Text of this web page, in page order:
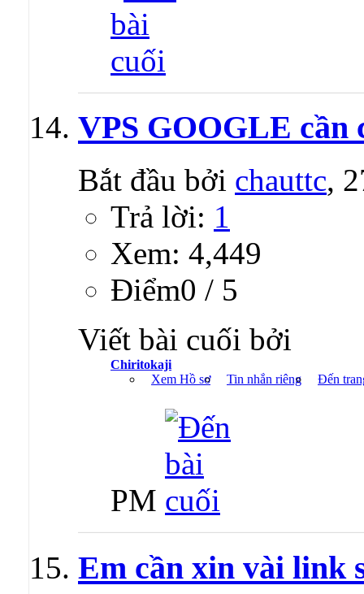
VPS GOOGLE cần
Bắt đầu bởi chauttc,
Trả lời: 1
Xem: 4,449
Ðiểm0 / 5
Viết bài cuối bởi
Chiritokaji
Xem Hồ sơ
Tin nhắn riêng Đến
PM
Em cần xin vài link